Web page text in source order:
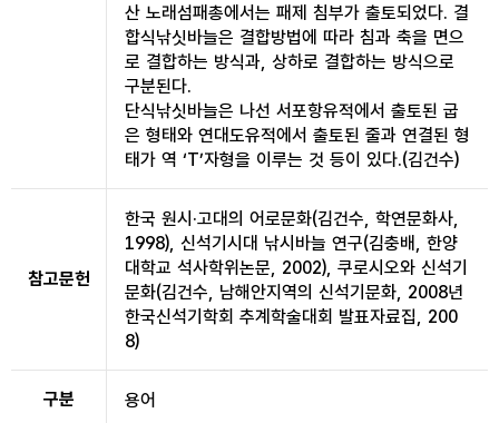
산 노래섬패총에서는 패제 침부가 출토되었다. 결
합식낚싯바늘은 결합방법에 따라 침과 축을 면으
로 결합하는 방식과, 상하로 결합하는 방식으로
구분된다.
단식낚싯바늘은 나선 서포항유적에서 출토된 굽
은 형태와 연대도유적에서 출토된 줄과 연결된 형
태가 역 ‘T’자형을 이루는 것 등이 있다.(김건수)
참고문헌
한국 원시·고대의 어로문화(김건수, 학연문화사,
1998), 신석기시대 낚시바늘 연구(김충배, 한양
대학교 석사학위논문, 2002), 쿠로시오와 신석기
문화(김건수, 남해안지역의 신석기문화, 2008년
한국신석기학회 추계학술대회 발표자료집, 200
8)
구분 용어